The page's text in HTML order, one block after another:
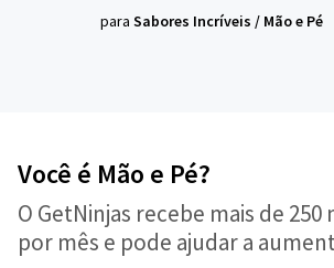
para Sabores Incríveis / Mão e Pé
Você é Mão e Pé?
O GetNinjas recebe mais de
por mês e pode ajudar a